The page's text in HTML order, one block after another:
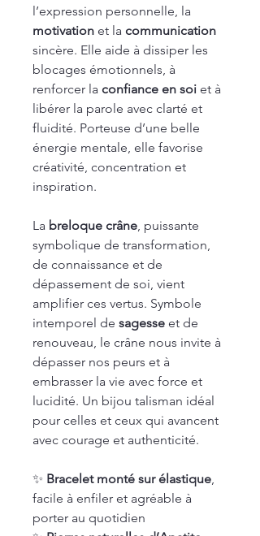
l’expression personnelle, la
motivation et la communication
sincère. Elle aide à dissiper les
blocages émotionnels, à
renforcer la confiance en soi et à
libérer la parole avec clarté et
fluidité. Porteuse d’une belle
énergie mentale, elle favorise
créativité, concentration et
inspiration.
La breloque crâne, puissante
symbolique de transformation,
de connaissance et de
dépassement de soi, vient
amplifier ces vertus. Symbole
intemporel de sagesse et de
renouveau, le crâne nous invite à
dépasser nos peurs et à
embrasser la vie avec force et
lucidité. Un bijou talisman idéal
pour celles et ceux qui avancent
avec courage et authenticité.
✨ Bracelet monté sur élastique,
facile à enfiler et agréable à
porter au quotidien